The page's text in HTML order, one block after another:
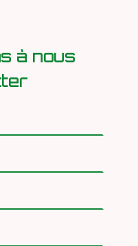
à nous